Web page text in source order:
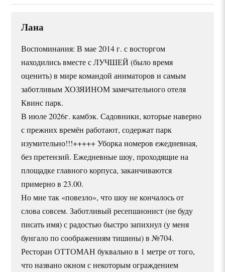
Лана
Воспоминания: В мае 2014 г. с восторгом
находились вместе с ЛУЧШЕЙ (было время
оценить) в мире командой аниматоров и самым
заботливым ХОЗЯИНОМ замечательного отеля
Квинс парк.
В июле 2026г. камбэк. Садовники, которые наверно
с прежних времён работают, содержат парк
изумительно!!!+++++ Уборка номеров ежедневная,
без претензий. Ежедневные шоу, проходящие на
площадке главного корпуса, заканчиваются
примерно в 23.00.
Но мне так «повезло», что шоу не кончалось от
слова совсем. Заботливый ресепшионист (не буду
писать имя) с радостью быстро запихнул (у меня
бунгало по соображениям тишины) в №704.
Ресторан ОТТОМАН буквально в 1 метре от того,
что названо окном с некоторым ограждением